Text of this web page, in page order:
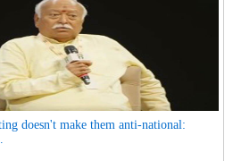
doesn't make them anti-national: